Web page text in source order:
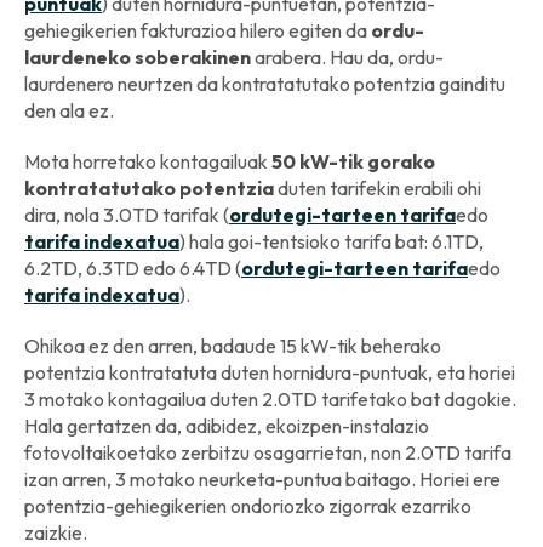
gehiegikerien fakturazioa hilero egiten da ordu-
laurdeneko soberakinenarabera. Hau da, ordu-
laurdenero neurtzen da kontratatutako potentzia gainditu
den ala ez.
Mota horretako kontagailuak 50 kW-tik gorako
kontratatutako potentziaduten tarifekin erabili ohi
dira, nola 3.0TD tarifak (ordutegi-tarteen tarifaedo
tarifa indexatua) hala goi-tentsioko tarifa bat: 6.1TD,
6.2TD, 6.3TD edo 6.4TD (ordutegi-tarteen tarifaedo
tarifa indexatua).
Ohikoa ez den arren, badaude 15 kW-tik beherako
potentzia kontratatuta duten hornidura-puntuak, eta horiei
3 motako kontagailua duten 2.0TD tarifetako bat dagokie.
Hala gertatzen da, adibidez, ekoizpen-instalazio
fotovoltaikoetako zerbitzu osagarrietan, non 2.0TD tarifa
izan arren, 3 motako neurketa-puntua baitago. Horiei ere
potentzia-gehiegikerien ondoriozko zigorrak ezarriko
zaizkie.